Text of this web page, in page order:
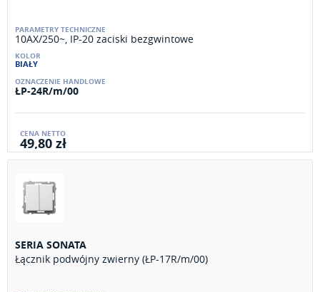
10AX/250~, IP-20 zaciski bezgwintowe
BIAŁY
ŁP-24R/m/00
49,80 zł
SERIA SONATA
Łącznik podwójny zwierny (ŁP-17R/m/00)